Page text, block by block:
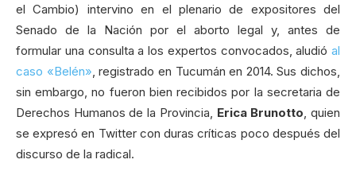
el Cambio) intervino en el plenario de expositores del
Senado de la Nación por el aborto legal y, antes de
formular una consulta a los expertos convocados, aludió al
caso «Belén», registrado en Tucumán en 2014. Sus dichos,
sin embargo, no fueron bien recibidos por la secretaria de
Derechos Humanos de la Provincia, Erica Brunotto, quien
se expresó en Twitter con duras críticas poco después del
discurso de la radical.